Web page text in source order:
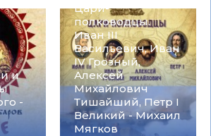
и
-
Цари-
полководцы.
Иван III
Васильевич, Иван
IV Грозный,
Алексей
Михайлович
Тишайший, Петр I
Великий - Михаил
Мягков